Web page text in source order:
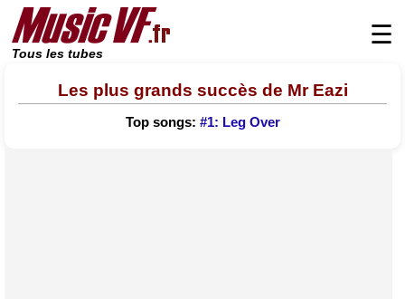
Tous les tubes
☰
Les plus grands succès de Mr Eazi
Top songs: #1: Leg Over